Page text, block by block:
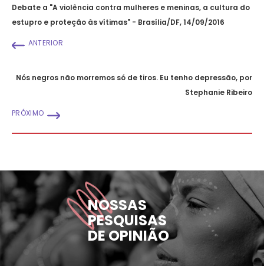
Debate a "A violência contra mulheres e meninas, a cultura do
estupro e proteção às vítimas" - Brasília/DF, 14/09/2016
ANTERIOR
Nós negros não morremos só de tiros. Eu tenho depressão, por
Stephanie Ribeiro
PRÓXIMO
NOSSAS
PESQUISAS
DE OPINIÃO